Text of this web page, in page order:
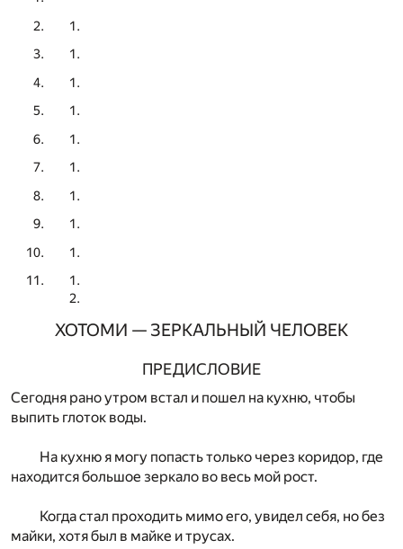
ХОТОМИ — ЗЕРКАЛЬНЫЙ ЧЕЛОВЕК
ПРЕДИСЛОВИЕ
Сегодня рано утром встал и пошел на кухню, чтобы
выпить глоток воды.
На кухню я могу попасть только через коридор, где
находится большое зеркало во весь мой рост.
Когда стал проходить мимо его, увидел себя, но без
майки, хотя был в майке и трусах.